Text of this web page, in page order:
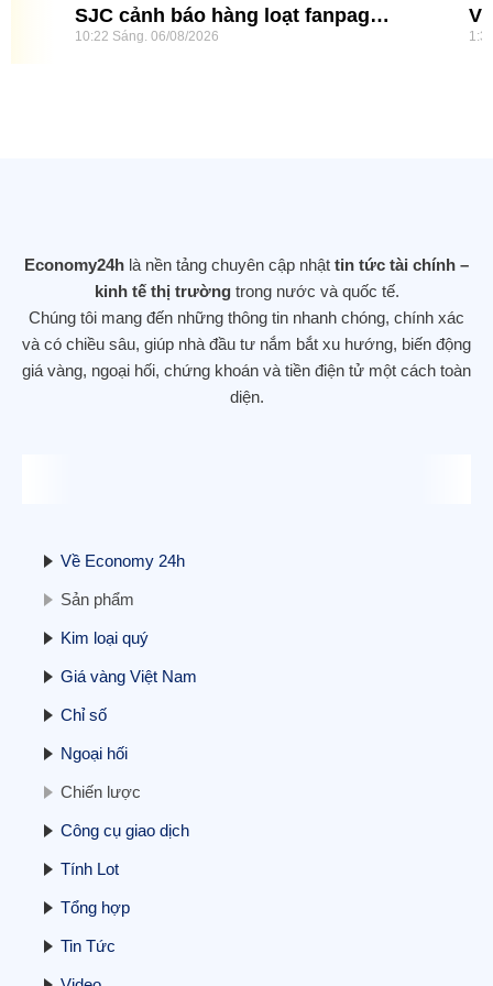
SJC cảnh báo hàng loạt fanpage
giả mạo trên Facebook
10:22 Sáng 06/08/2026
Economy24h là nền tảng chuyên cập nhật tin tức tài chính –
kinh tế thị trườngtrong nước và quốc tế.
Chúng tôi mang đến những thông tin nhanh chóng, chính xác
và có chiều sâu, giúp nhà đầu tư nắm bắt xu hướng, biến động
giá vàng, ngoại hối, chứng khoán và tiền điện tử một cách toàn
diện.
Về Economy 24h
Sản phẩm
Kim loại quý
Giá vàng Việt Nam
Chỉ số
Ngoại hối
Chiến lược
Công cụ giao dịch
Tính Lot
Tổng hợp
Tin Tức